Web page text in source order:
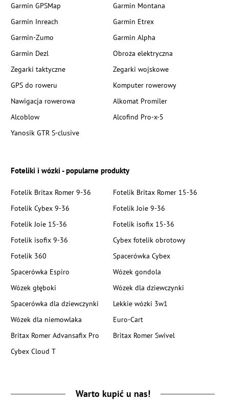
Garmin GPSMap
Garmin Montana
Garmin Inreach
Garmin Etrex
Garmin-Zumo
Garmin Alpha
Garmin Dezl
Obroża elektryczna
Zegarki taktyczne
Zegarki wojskowe
GPS do roweru
Komputer rowerowy
Nawigacja rowerowa
Alkomat Promiler
Alcoblow
Alcofind Pro-x-5
Yanosik GTR S-clusive
Foteliki i wózki - popularne produkty
Fotelik Britax Romer 9-36
Fotelik Britax Romer 15-36
Fotelik Cybex 9-36
Fotelik Joie 9-36
Fotelik Joie 15-36
Fotelik isofix 15-36
Fotelik isofix 9-36
Cybex fotelik obrotowy
Fotelik 360
Spacerówka Cybex
Spacerówka Espiro
Wózek gondola
Wózek głęboki
Wózek dla dziewczynki
Spacerówka dla dziewczynki
Lekkie wózki 3w1
Wózek dla niemowlaka
Euro-Cart
Britax Romer Advansafix Pro
Britax Romer Swivel
Cybex Cloud T
Warto kupić u nas!